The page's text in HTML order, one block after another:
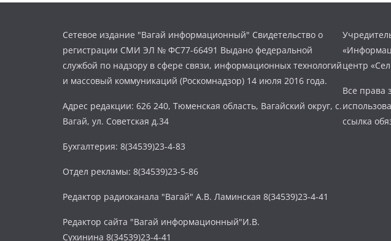
Сетевое издание "Вагай информационный" Свидетельство о
регистрации СМИ ЭЛ № ФС77-66491 Выдано федеральной
службой по надзору в сфере связи, информационных технологий
и массовый коммуникаций (Роскомнадзор) 14 июля 2016 года.
Адрес редакции: 626 240, Тюменская область, Вагайский округ, с.
Вагай, ул. Советская д.34
Бухгалтерия: 8(34539)23-4-83
Отдел рекламы: 8(34539)23-5-86
Редактор радиоканала "Вагай" А.В. Ламинская 8(34539)23-4-41
Редактор сайта "Вагай информационный"И.В.
Сухинина 8(34539)23-4-41
центр
Все
ссылка